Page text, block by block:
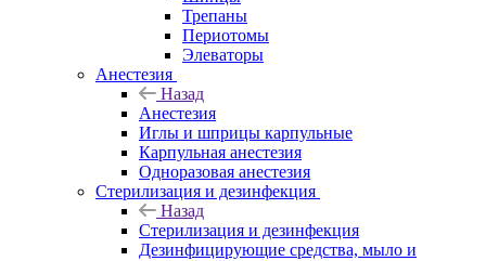
Трепаны
Периотомы
Элеваторы
Анестезия
Назад
Анестезия
Иглы и шприцы карпульные
Карпульная анестезия
Одноразовая анестезия
Стерилизация и дезинфекция
Назад
Стерилизация и дезинфекция
Дезинфицирующие средства, мыло и